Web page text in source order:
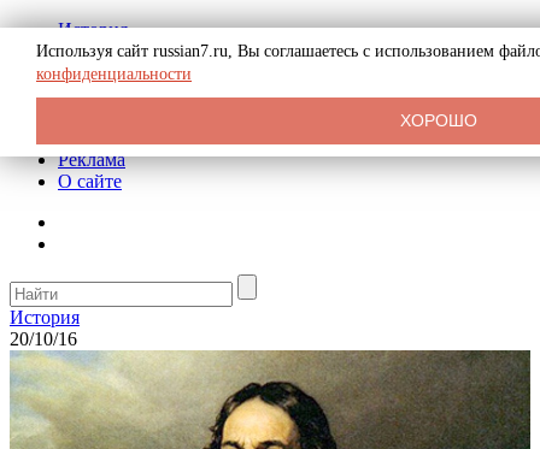
История
Биография
Криминал
СССР
Реклама
О сайте
История
20/10/16
Используя сайт russian7.ru, Вы соглашаетесь с использованием
конфиденциальности
ХОРОШО